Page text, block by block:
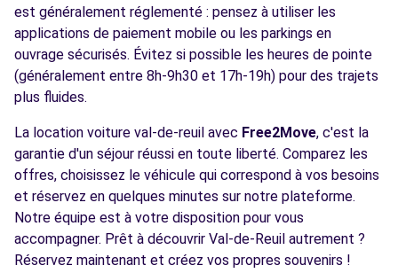
est généralement réglementé : pensez à utiliser les
applications de paiement mobile ou les parkings en
ouvrage sécurisés. Évitez si possible les heures de pointe
(généralement entre 8h-9h30 et 17h-19h) pour des trajets
plus fluides.
La location voiture val-de-reuil avec Free2Move, c'est la
garantie d'un séjour réussi en toute liberté. Comparez les
offres, choisissez le véhicule qui correspond à vos besoins
et réservez en quelques minutes sur notre plateforme.
Notre équipe est à votre disposition pour vous
accompagner. Prêt à découvrir Val-de-Reuil autrement ?
Réservez maintenant et créez vos propres souvenirs !